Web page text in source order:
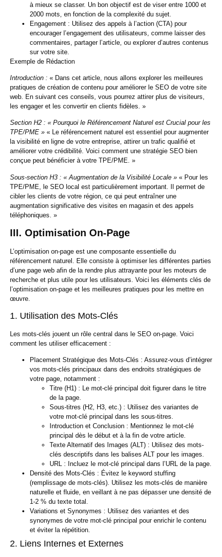
à mieux se classer. Un bon objectif est de viser entre 1000 et
2000 mots, en fonction de la complexité du sujet.
Engagement : Utilisez des appels à l’action (CTA) pour
encourager l’engagement des utilisateurs, comme laisser des
commentaires, partager l’article, ou explorer d’autres contenus
sur votre site.
Exemple de Rédaction
Introduction : « Dans cet article, nous allons explorer les meilleures
pratiques de création de contenu pour améliorer le SEO de votre site
web. En suivant ces conseils, vous pourrez attirer plus de visiteurs,
les engager et les convertir en clients fidèles. »
Section H2 : « Pourquoi le Référencement Naturel est Crucial pour les
TPE/PME » « Le référencement naturel est essentiel pour augmenter
la visibilité en ligne de votre entreprise, attirer un trafic qualifié et
améliorer votre crédibilité. Voici comment une stratégie SEO bien
conçue peut bénéficier à votre TPE/PME. »
Sous-section H3 : « Augmentation de la Visibilité Locale » « Pour les
TPE/PME, le SEO local est particulièrement important. Il permet de
cibler les clients de votre région, ce qui peut entraîner une
augmentation significative des visites en magasin et des appels
téléphoniques. »
III. Optimisation On-Page
L’optimisation on-page est une composante essentielle du
référencement naturel. Elle consiste à optimiser les différentes parties
d’une page web afin de la rendre plus attrayante pour les moteurs de
recherche et plus utile pour les utilisateurs. Voici les éléments clés de
l’optimisation on-page et les meilleures pratiques pour les mettre en
œuvre.
1. Utilisation des Mots-Clés
Les mots-clés jouent un rôle central dans le SEO on-page. Voici
comment les utiliser efficacement :
Placement Stratégique des Mots-Clés : Assurez-vous d’intégrer
vos mots-clés principaux dans des endroits stratégiques de
votre page, notamment :
Titre (H1) : Le mot-clé principal doit figurer dans le titre
de la page.
Sous-titres (H2, H3, etc.) : Utilisez des variantes de
votre mot-clé principal dans les sous-titres.
Introduction et Conclusion : Mentionnez le mot-clé
principal dès le début et à la fin de votre article.
Texte Alternatif des Images (ALT) : Utilisez des mots-
clés descriptifs dans les balises ALT pour les images.
URL : Incluez le mot-clé principal dans l’URL de la page.
Densité des Mots-Clés : Évitez le keyword stuffing
(remplissage de mots-clés). Utilisez les mots-clés de manière
naturelle et fluide, en veillant à ne pas dépasser une densité de
1-2 % du texte total.
Variations et Synonymes : Utilisez des variantes et des
synonymes de votre mot-clé principal pour enrichir le contenu
et éviter la répétition.
2. Liens Internes et Externes